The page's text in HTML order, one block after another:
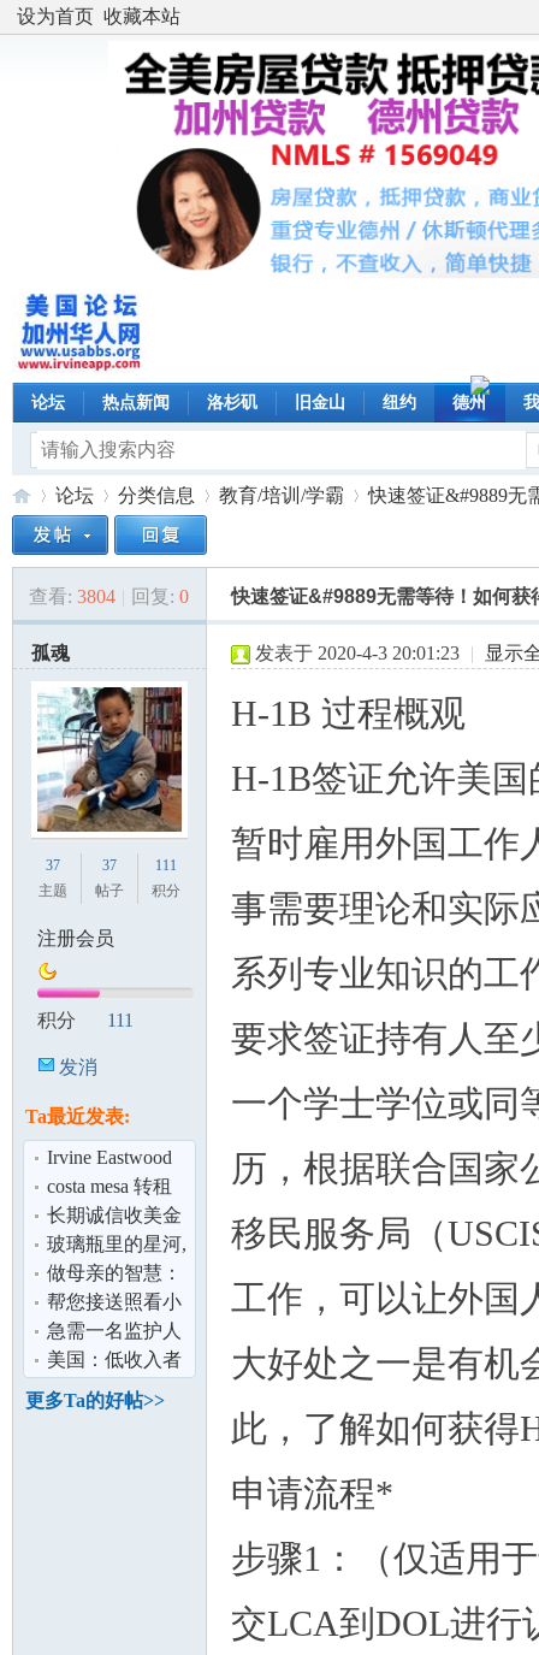
设为首页 收藏本站
论坛 热点新闻 洛杉矶 旧金山 纽约 德州
美»
论坛
›
分类信息 教育/培训/学霸
›
快速签证&#9889️无
查看: 3804 | 回复: 0 快速签证&#9889️无需等待！如何获
孤魂
37
主题
37
帖子
111
积分
注册会员
积分 111
发消
Ta最近发表:
Irvine Eastwood
Village 独栋新房
分租 室
costa mesa 转租
长期诚信收美金
与人民币
玻璃瓶里的星河,
好美啊！
做母亲的智慧：
值得大家读一读
帮您接送照看小
朋友 yorbalinda
急需一名监护人
可以到尔湾签字
的那种
美国：低收入者
领取房租代金券
更多Ta的好帖>>
发表于 2020-4-3 20:01:23 | 显示
H-1B 过程概观
H-1B签证允许美国
暂时雇用外国工作
事需要理论和实际
系列专业知识的工
要求签证持有人至
一个学士学位或同
历，根据联合国家
移民服务局（
工作，可以让外国
大好处之一是有机
此，了解如何获得
申请流程*
步骤1：（仅适用
交LCA到DOL进行